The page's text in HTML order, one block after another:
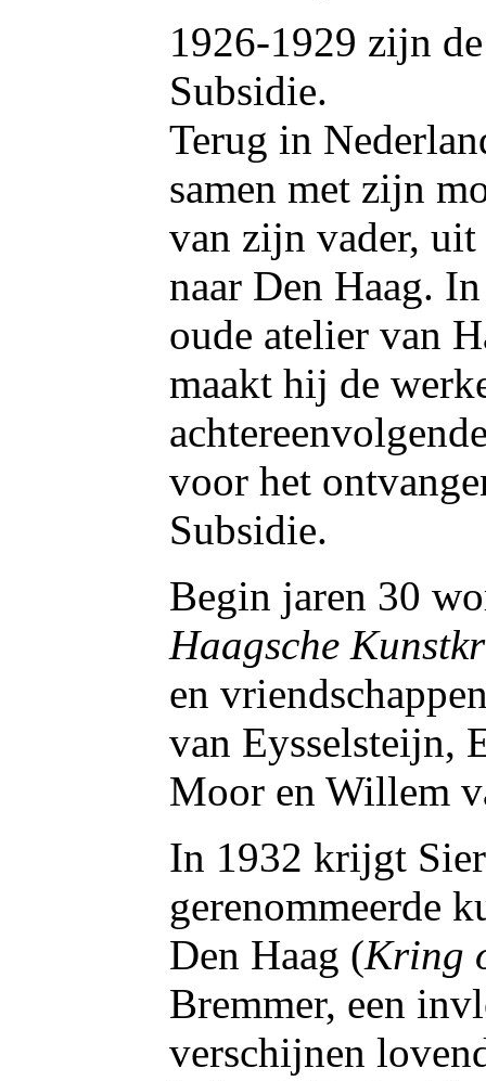
1926-1929 zijn
Subsidie.
Terug in
samen met zijn
van zijn vader,
naar Den Haag.
oude atelier van
maakt hij de
voor het
Subsidie.
Begin jaren 30
Haagsche
en
van Eysselsteijn,
Moor en Willem
In 1932 krijgt
gerenommeerde
Den Haag (Kring
Bremmer, een
verschijnen